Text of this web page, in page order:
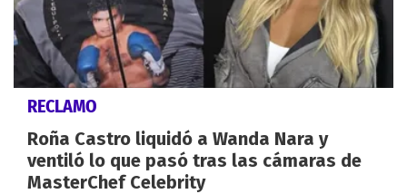
RECLAMO
Roña Castro liquidó a Wanda Nara y
ventiló lo que pasó tras las cámaras de
MasterChef Celebrity